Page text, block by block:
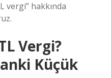
vergi” hakkında
Vergi?
Küçük